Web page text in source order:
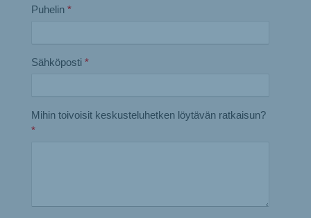
Puhelin *
Sähköposti *
Mihin toivoisit keskusteluhetken löytävän ratkaisun?
*